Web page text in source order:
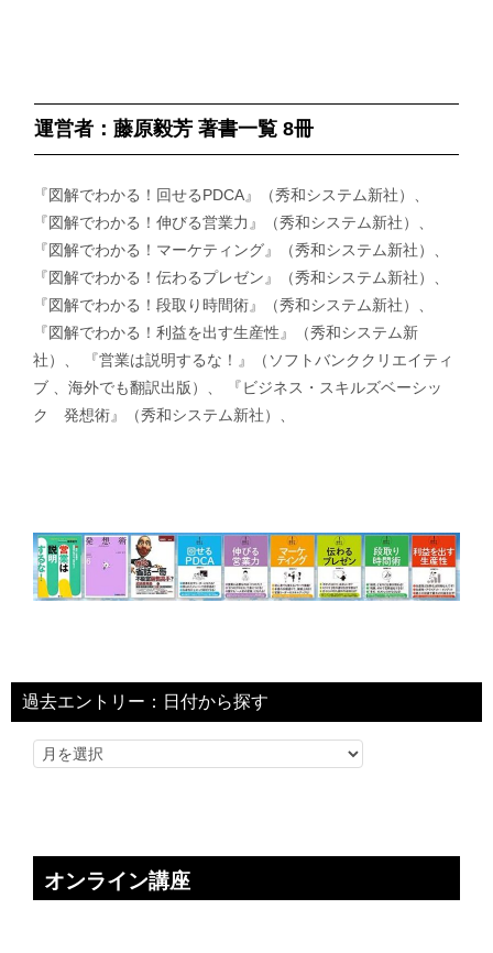
運営者：藤原毅芳 著書一覧 8冊
『図解でわかる！回せるPDCA』（秀和システム新社）、
『図解でわかる！伸びる営業力』（秀和システム新社）、
『図解でわかる！マーケティング』（秀和システム新社）、
『図解でわかる！伝わるプレゼン』（秀和システム新社）、
『図解でわかる！段取り時間術』（秀和システム新社）、
『図解でわかる！利益を出す生産性』（秀和システム新
社）、 『営業は説明するな！』（ソフトバンククリエイティ
ブ 、海外でも翻訳出版）、 『ビジネス・スキルズベーシッ
ク 発想術』（秀和システム新社）、
過去エントリー：日付から探す
オンライン講座